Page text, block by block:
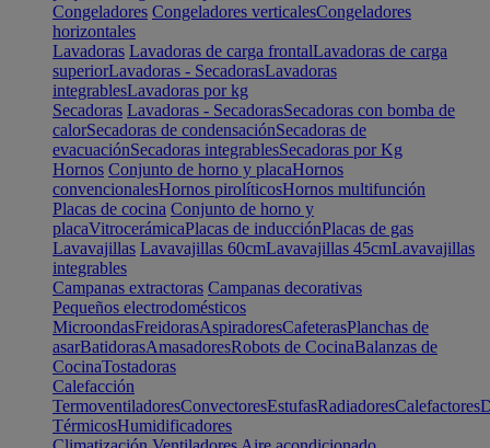
Congeladores Congeladores verticalesCongeladores
horizontales
Lavadoras Lavadoras de carga frontalLavadoras de carga
superiorLavadoras - SecadorasLavadoras
integrablesLavadoras por kg
Secadoras Lavadoras - SecadorasSecadoras con bomba de
calorSecadoras de condensaciónSecadoras de
evacuaciónSecadoras integrablesSecadoras por Kg
Hornos Conjunto de horno y placaHornos
convencionalesHornos pirolíticosHornos multifunción
Placas de cocina Conjunto de horno y
placaVitrocerámicaPlacas de inducciónPlacas de gas
Lavavajillas Lavavajillas 60cmLavavajillas 45cmLavavajillas
integrables
Campanas extractoras Campanas decorativas
Pequeños electrodomésticos
MicroondasFreidorasAspiradoresCafeterasPlanchas de
asarBatidorasAmasadoresRobots de CocinaBalanzas de
CocinaTostadoras
Calefacción
TermoventiladoresConvectoresEstufasRadiadoresCalefactores
TérmicosHumidificadores